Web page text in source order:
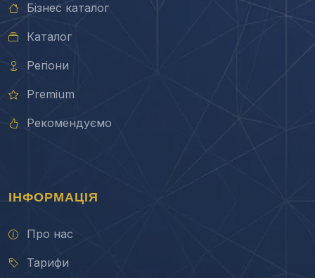
Бізнес каталог
Каталог
Регіони
Premium
Рекомендуємо
ІНФОРМАЦІЯ
Про нас
Тарифи